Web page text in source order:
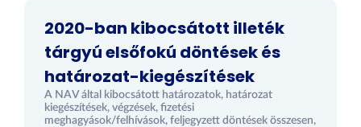
2020-ban kibocsátott illeték
tárgyú elsőfokú döntések és
határozat-kiegészítések
A NAV által kibocsátott határozatok, határozat
kiegészítések, végzések, fizetési
meghagyások/felhívások, feljegyzett döntések összesen,